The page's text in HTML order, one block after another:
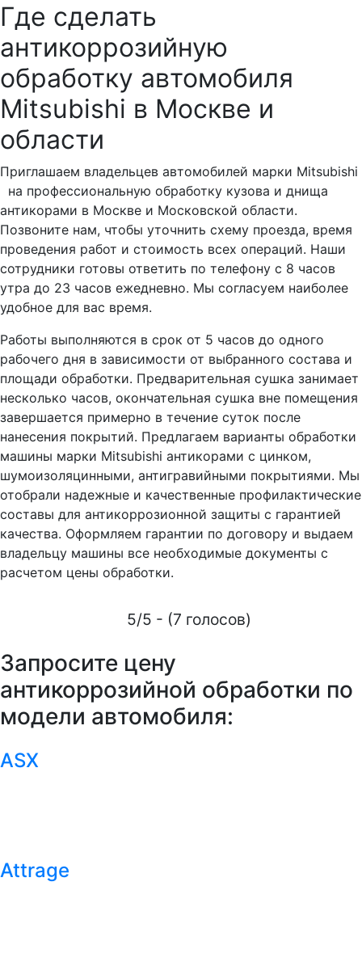
Где сделать
антикоррозийную
обработку автомобиля
Mitsubishi в Москве и
области
Приглашаем владельцев автомобилей марки Mitsubishi
на профессиональную обработку кузова и днища
антикорами в Москве и Московской области.
Позвоните нам, чтобы уточнить схему проезда, время
проведения работ и стоимость всех операций. Наши
сотрудники готовы ответить по телефону с 8 часов
утра до 23 часов ежедневно. Мы согласуем наиболее
удобное для вас время.
Работы выполняются в срок от 5 часов до одного
рабочего дня в зависимости от выбранного состава и
площади обработки. Предварительная сушка занимает
несколько часов, окончательная сушка вне помещения
завершается примерно в течение суток после
нанесения покрытий. Предлагаем варианты обработки
машины марки Mitsubishi антикорами с цинком,
шумоизоляцинными, антигравийными покрытиями. Мы
отобрали надежные и качественные профилактические
составы для антикоррозионной защиты с гарантией
качества. Оформляем гарантии по договору и выдаем
владельцу машины все необходимые документы с
расчетом цены обработки.
5/5 - (7 голосов)
Запросите цену
антикоррозийной обработки по
модели автомобиля:
ASX
Attrage